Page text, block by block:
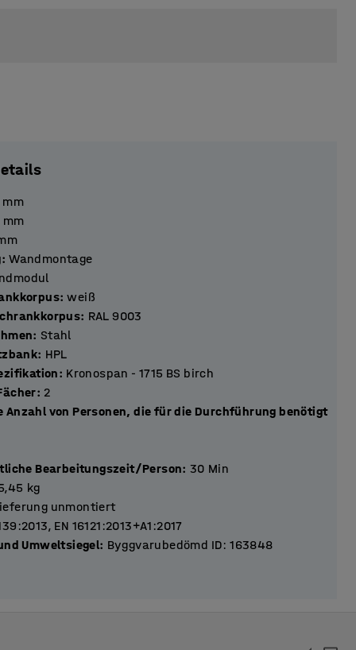
mm
mm
: Wandmontage
: weiß
: RAL 9003
: Stahl
: HPL
: Kronospan - 1715 BS birch
Fächer: 2
Anzahl von Personen, die für die Durchführung benötigt
Bearbeitungszeit/Person: 30 Min
kg
unmontiert
EN 16121:2013+A1:2017
Umweltsiegel: Byggvarubedömd ID: 163848